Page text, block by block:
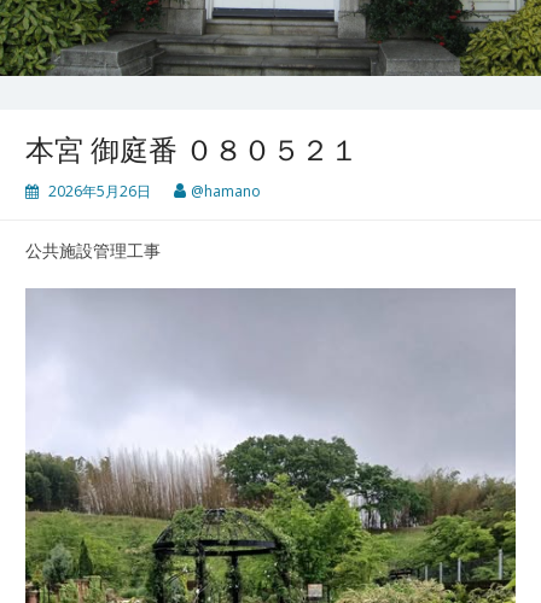
本宮 御庭番 ０８０５２１
2026年5月26日 @hamano
公共施設管理工事